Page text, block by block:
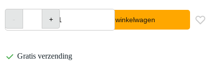
In winkelwagen
Gratis verzending